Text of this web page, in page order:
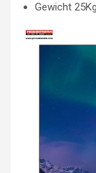
Gewicht